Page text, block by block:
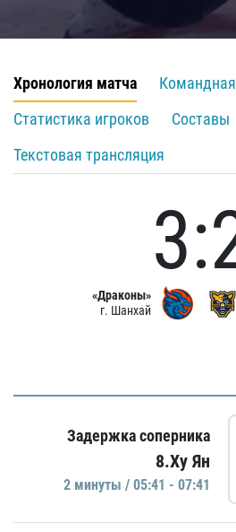
Хронология матча
Статистика игроков
Составы
Текстовая трансляция
«Драконы»
г. Шанхай
Задержка соперника
8.Ху Ян
2 минуты / 05:41 - 07:41